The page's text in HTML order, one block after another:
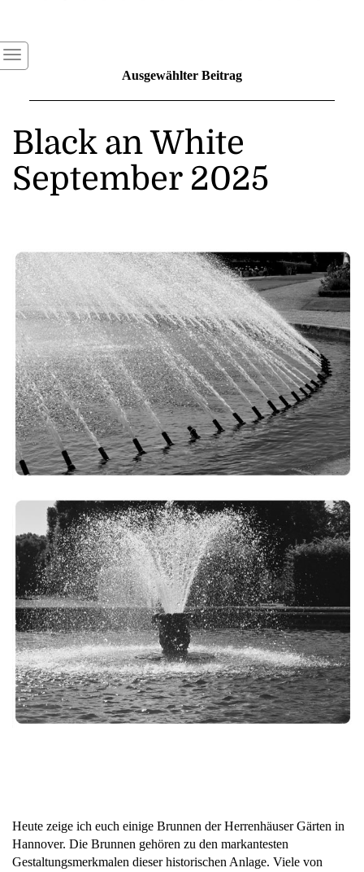
Ausgewählter Beitrag
Black an White
September 2025
Heute zeige ich euch einige Brunnen der Herrenhäuser Gärten in
Hannover. Die Brunnen gehören zu den markantesten
Gestaltungsmerkmalen dieser historischen Anlage. Viele von